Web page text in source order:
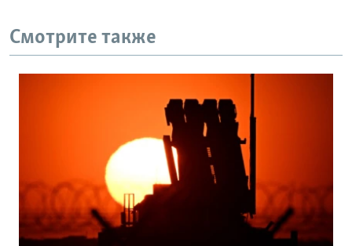
Смотрите также